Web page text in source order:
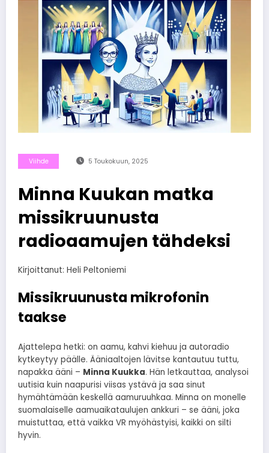
Viihde 5 Toukokuun, 2025
Minna Kuukan matka
missikruunusta
radioaamujen tähdeksi
Kirjoittanut: Heli Peltoniemi
Missikruunusta mikrofonin
taakse
Ajattelepa hetki: on aamu, kahvi kiehuu ja autoradio
kytkeytyy päälle. Ääniaaltojen lävitse kantautuu tuttu,
napakka ääni – Minna Kuukka. Hän letkauttaa, analysoi
uutisia kuin naapurisi viisas ystävä ja saa sinut
hymähtämään keskellä aamuruuhkaa. Minna on monelle
suomalaiselle aamuaikataulujen ankkuri – se ääni, joka
muistuttaa, että vaikka VR myöhästyisi, kaikki on silti
hyvin.